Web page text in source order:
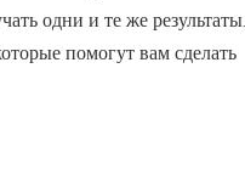
одни и те же результаты.
помогут вам сделать